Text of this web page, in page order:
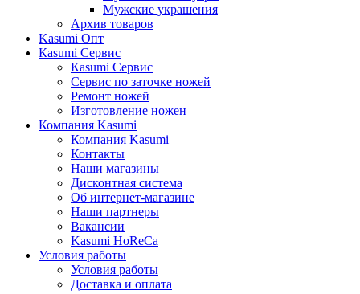
Мужские украшения
Архив товаров
Kasumi Опт
Кasumi Сервис
Кasumi Сервис
Сервис по заточке ножей
Ремонт ножей
Изготовление ножен
Компания Kasumi
Компания Kasumi
Контакты
Наши магазины
Дисконтная система
Об интернет-магазине
Наши партнеры
Вакансии
Kasumi HoReCa
Условия работы
Условия работы
Доставка и оплата